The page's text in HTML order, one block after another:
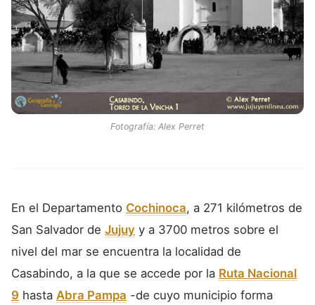
Fotografía: Alex Perret
En el Departamento Cochinoca, a 271 kilómetros de
San Salvador de Jujuy y a 3700 metros sobre el
nivel del mar se encuentra la localidad de
Casabindo, a la que se accede por la Ruta Nacional
9 hasta Abra Pampa -de cuyo municipio forma